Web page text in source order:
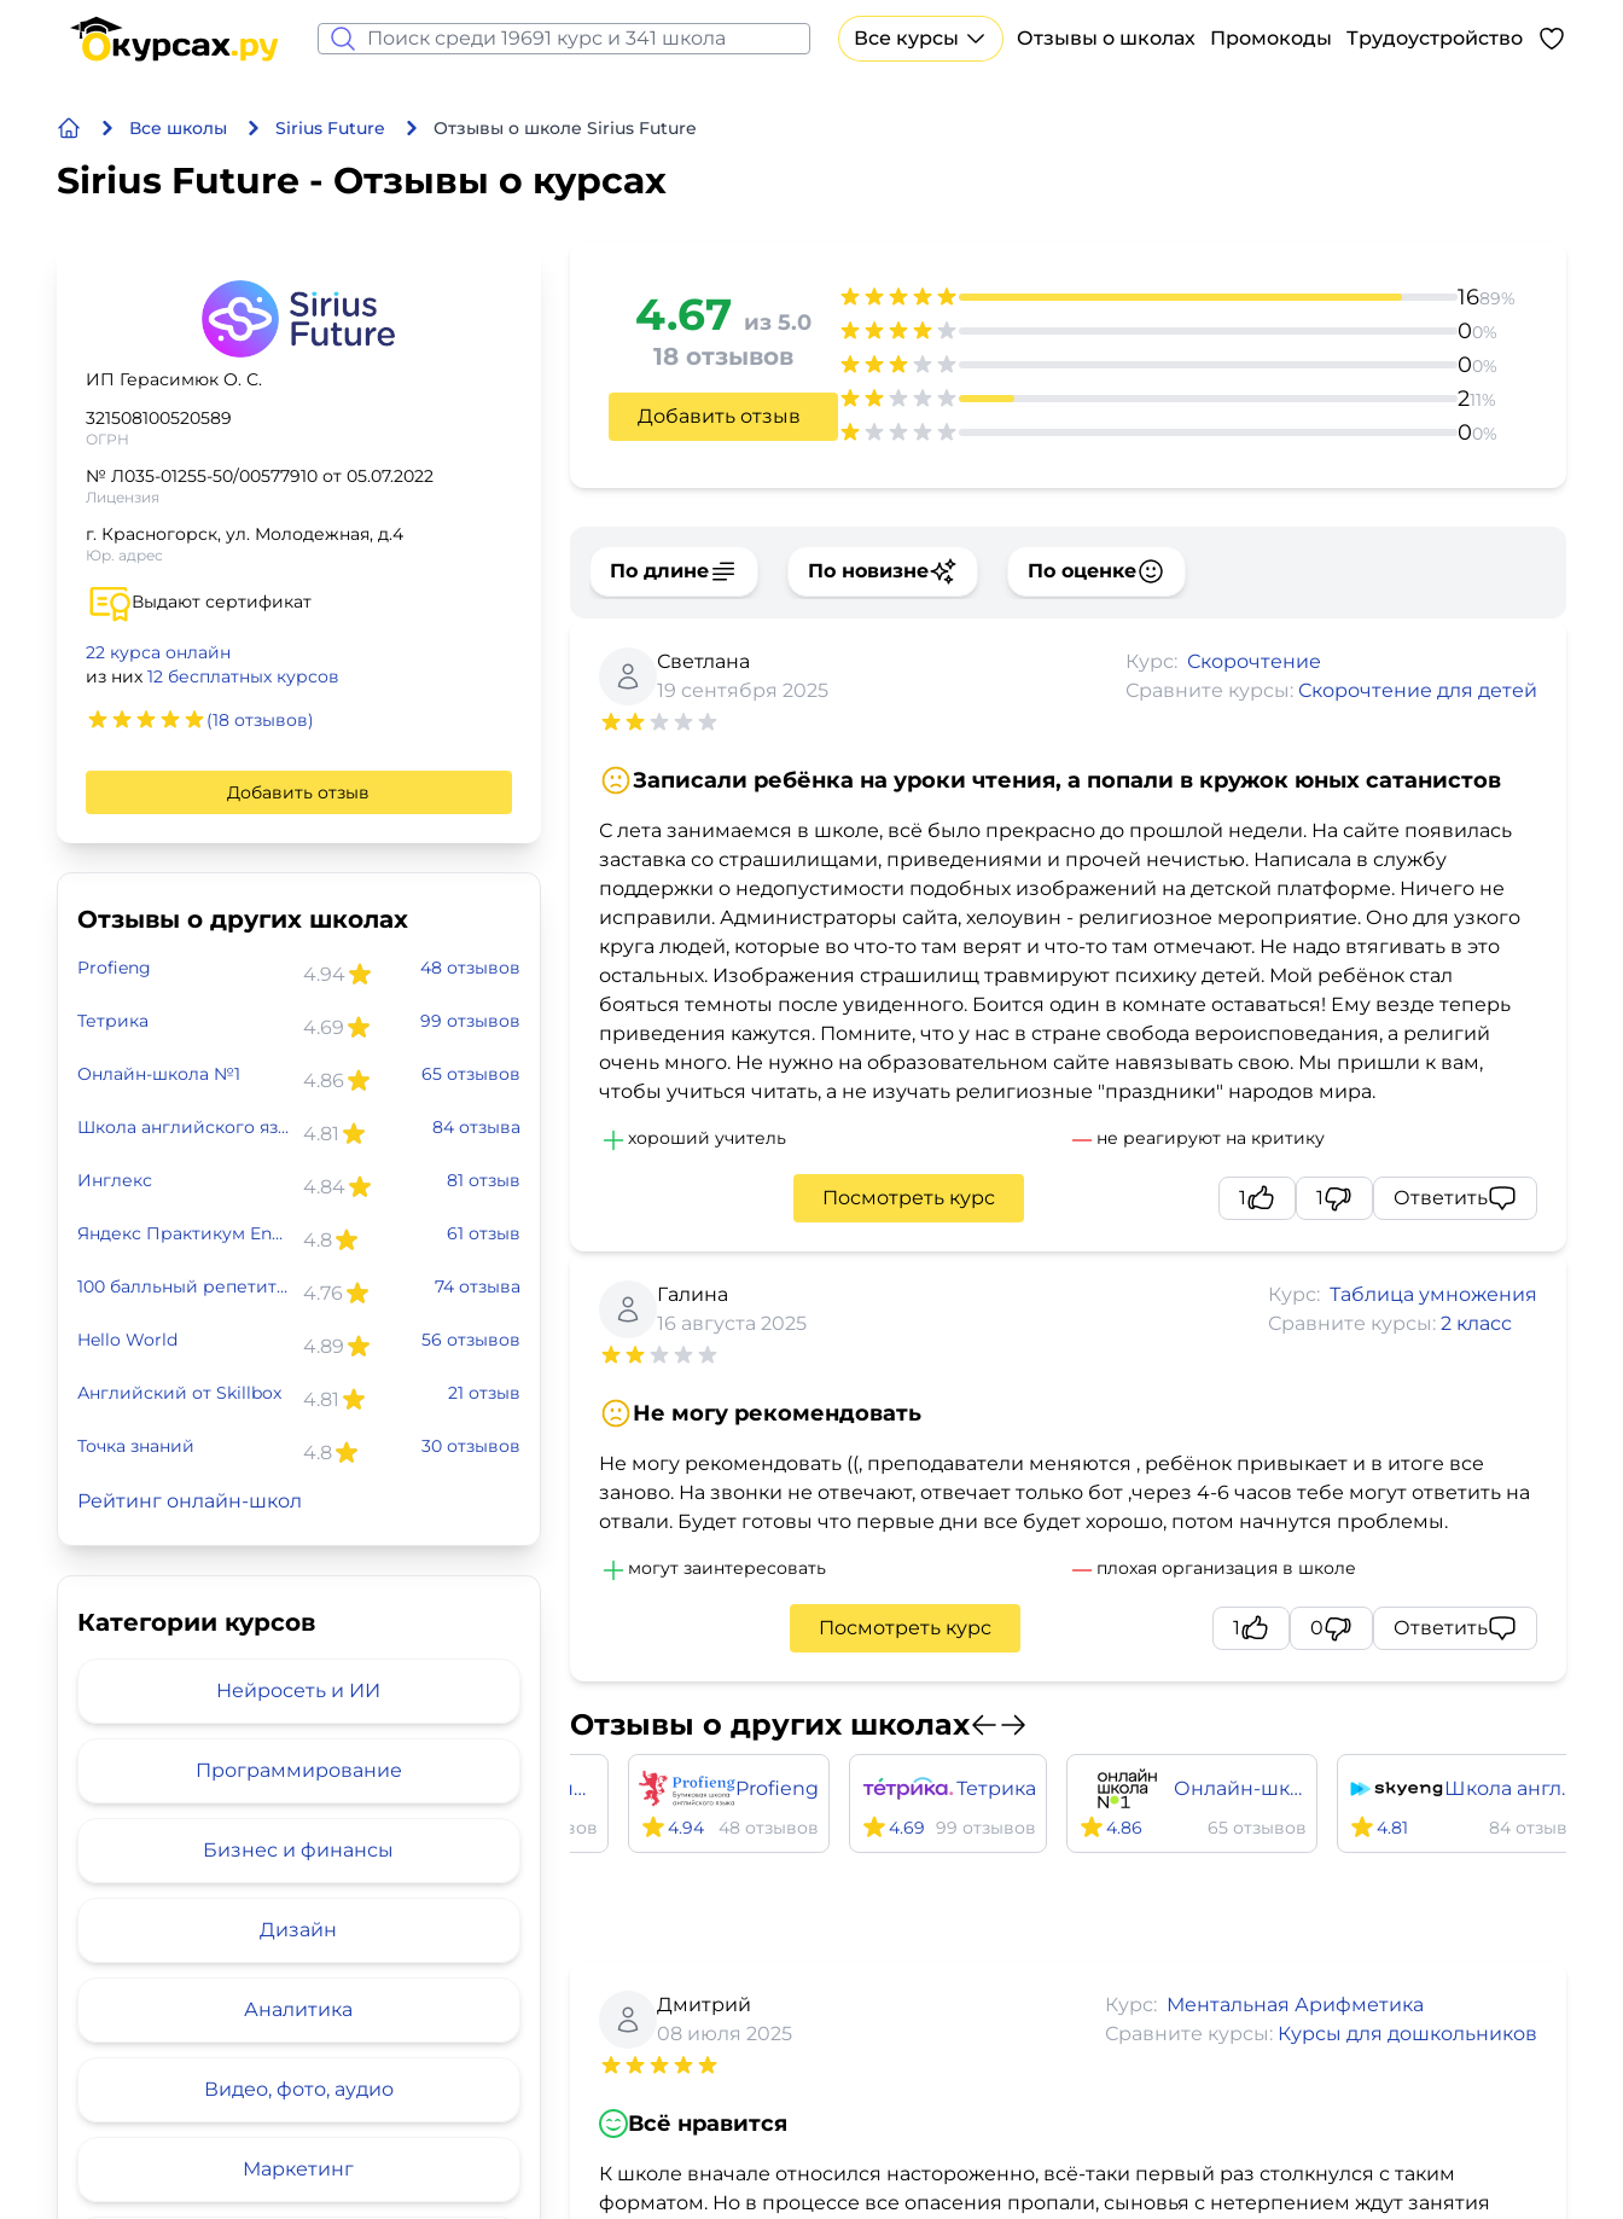
Все курсы Отзывы о школах Промокоды Трудоустройство
Все школы Sirius Future Отзывы о школе Sirius Future
Sirius Future - Отзывы о курсах
ИП Герасимюк О. С.
321508100520589
ОГРН
№ Л035-01255-50/00577910 от 05.07.2022
Лицензия
г. Красногорск, ул. Молодежная, д.4
Юр. адрес
Выдают сертификат
22 курса онлайн
из них 12 бесплатных курсов
(18 отзывов)
Добавить отзыв
Отзывы о других школах
Profieng 4.94 48 отзывов
Тетрика 4.69 99 отзывов
Онлайн-школа №1 4.86 65 отзывов
Школа английского языка SkyEng 4.81 84 отзыва
Инглекс 4.84 81 отзыв
Яндекс Практикум English 4.8 61 отзыв
100 балльный репетитор 4.76 74 отзыва
Hello World 4.89 56 отзывов
Английский от Skillbox 4.81 21 отзыв
Точка знаний 4.8 30 отзывов
Рейтинг онлайн-школ
Категории курсов
Нейросеть и ИИ
Программирование
Бизнес и финансы
Дизайн
Аналитика
Видео, фото, аудио
Маркетинг
4.67 из 5.0
18 отзывов
Добавить отзыв
1689%
00%
00%
211%
00%
По длине По новизне По оценке
Светлана
19 сентября 2025
Курс: Скорочтение
Сравните курсы: Скорочтение для детей
Записали ребёнка на уроки чтения, а попали в кружок юных сатанистов
С лета занимаемся в школе, всё было прекрасно до прошлой недели. На сайте появилась
заставка со страшилищами, приведениями и прочей нечистью. Написала в службу
поддержки о недопустимости подобных изображений на детской платформе. Ничего не
исправили. Администраторы сайта, хелоувин - религиозное мероприятие. Оно для узкого
круга людей, которые во что-то там верят и что-то там отмечают. Не надо втягивать в это
остальных. Изображения страшилищ травмируют психику детей. Мой ребёнок стал
бояться темноты после увиденного. Боится один в комнате оставаться! Ему везде теперь
приведения кажутся. Помните, что у нас в стране свобода вероисповедания, а религий
очень много. Не нужно на образовательном сайте навязывать свою. Мы пришли к вам,
чтобы учиться читать, а не изучать религиозные "праздники" народов мира.
хороший учитель не реагируют на критику
Посмотреть курс 1 1 Ответить
Галина
16 августа 2025
Курс: Таблица умножения
Сравните курсы: 2 класс
Не могу рекомендовать
Не могу рекомендовать ((, преподаватели меняются , ребёнок привыкает и в итоге все
заново. На звонки не отвечают, отвечает только бот ,через 4-6 часов тебе могут ответить на
отвали. Будет готовы что первые дни все будет хорошо, потом начнутся проблемы.
могут заинтересовать плохая организация в школе
Посмотреть курс 1 0 Ответить
Отзывы о других школах
Точка знаний
30 отзывов
Profieng
4.94 48 отзывов
Тетрика
4.69 99 отзывов
Онлайн-школа №1
4.86 65 отзывов
Школа английского языка SkyEng
4.81 84 отзыва
Дмитрий
08 июля 2025
Курс: Ментальная Арифметика
Сравните курсы: Курсы для дошкольников
Всё нравится
К школе вначале относился настороженно, всё-таки первый раз столкнулся с таким
форматом. Но в процессе все опасения пропали, сыновья с нетерпением ждут занятия
Программирование
Бизнес и финансы
Аналитика
Видео, фото, аудио
Маркетинг
Иностранный язык
Для детей
Красота, здоровье, фитнес
Психология и саморазвитие
Прочее
Бесплатно